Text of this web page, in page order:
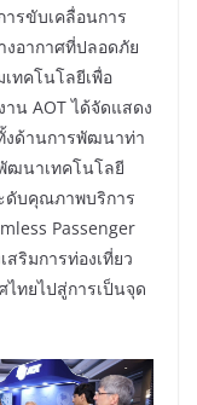
รขับเคลื่อนการ
งอากาศที่ปลอดภัย
ทคโนโลยีเพื่อ
น AOT ได้จัดแสดง
งด้านการพัฒนาท่า
ฒนาเทคโนโลยี
ดับคุณภาพบริการ
Passenger
ริมการท่องเที่ยว
ทยไปสู่การเป็นจุด